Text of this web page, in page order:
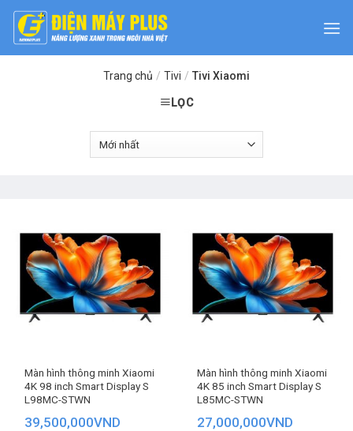
Skip
content
Trang chủ / Tivi / Tivi Xiaomi
LỌC
Màn hình thông minh Xiaomi
4K 98 inch Smart Display S
L98MC-STWN
39,500,000VND
Màn hình thông minh Xiaomi
4K 85 inch Smart Display S
L85MC-STWN
27,000,000VND